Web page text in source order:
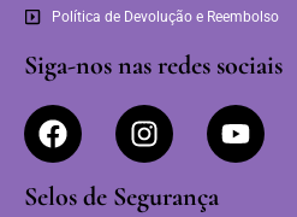
Política de Devolução e Reembolso
Siga-nos nas redes sociais
Selos de Segurança